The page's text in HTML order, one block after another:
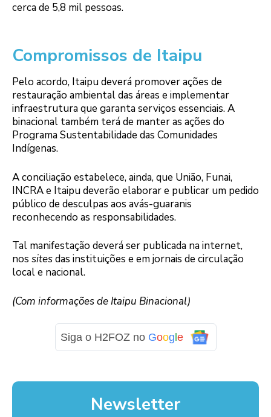
cerca de 5,8 mil pessoas.
Compromissos de Itaipu
Pelo acordo, Itaipu deverá promover ações de
restauração ambiental das áreas e implementar
infraestrutura que garanta serviços essenciais. A
binacional também terá de manter as ações do
Programa Sustentabilidade das Comunidades
Indígenas.
A conciliação estabelece, ainda, que União, Funai,
INCRA e Itaipu deverão elaborar e publicar um pedido
público de desculpas aos avás-guaranis
reconhecendo as responsabilidades.
Tal manifestação deverá ser publicada na internet,
nos sitesdas instituições e em jornais de circulação
local e nacional.
(Com informações de Itaipu Binacional)
Siga o H2FOZ no Goog e
Newsletter